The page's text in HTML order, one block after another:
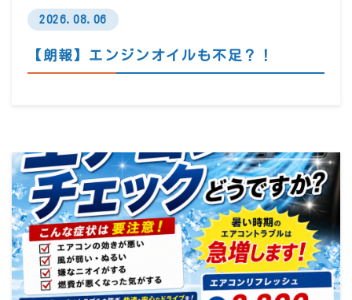
【朗報】エンジンオイルも不足？！
2026.08.06